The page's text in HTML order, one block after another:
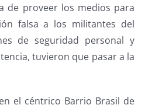
de proveer los medios para
falsa a los militantes del
de seguridad personal y
tuvieron que pasar a la
el céntrico Barrio Brasil de